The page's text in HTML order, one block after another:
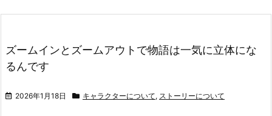
ズームインとズームアウトで物語は一気に立体にな
るんです
2026年1月18日 キャラクターについて, ストーリーについて